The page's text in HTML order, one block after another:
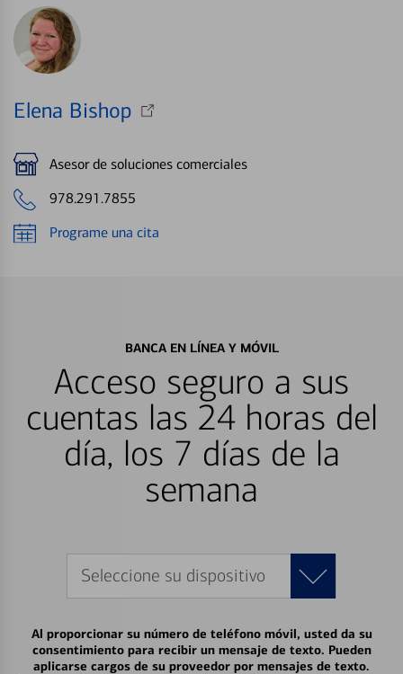
Elena Bishop
Asesor de soluciones comerciales
978.291.7855
Programe una cita
BANCA EN LÍNEA Y MÓVIL
Acceso seguro a sus
cuentas las 24 horas del
día, los 7 días de la
semana
Seleccione su dispositivo
Al proporcionar su número de teléfono móvil, usted da su
consentimiento para recibir un mensaje de texto. Pueden
aplicarse cargos de su proveedor por mensajes de texto.